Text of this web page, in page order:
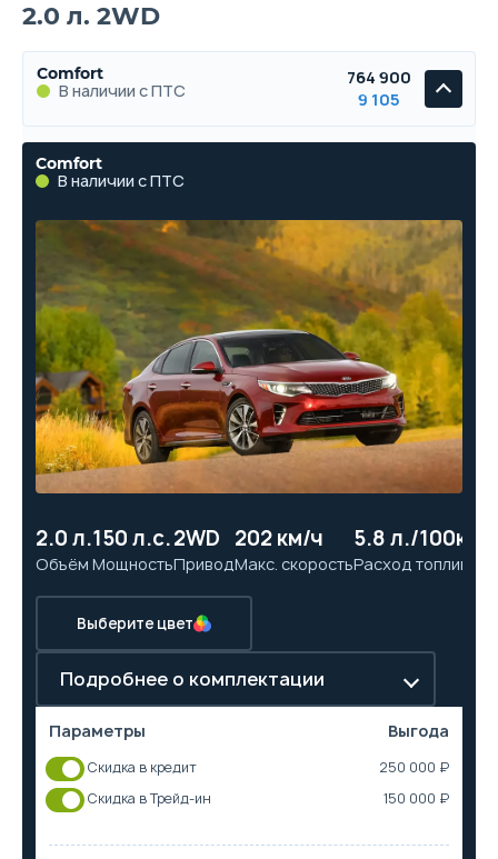
2.0 л. 2WD
Comfort
В наличии с ПТС
764 900
9 105
Comfort
В наличии с ПТС
2.0 л.
Объём
150 л.с.
Мощность
2WD
Привод
202 км/ч
Макс. скорость
5.8 л./100км
Расход топлива
Выберите цвет
Подробнее о комплектации
Параметры Выгода
Скидка в кредит
250 000 ₽
Скидка в Трейд-ин
150 000 ₽